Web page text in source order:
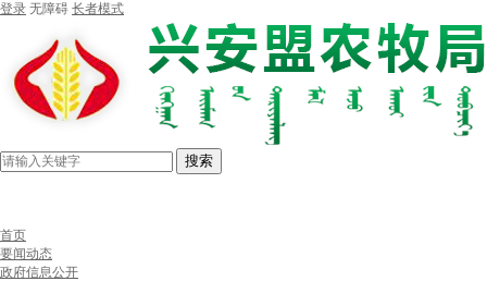
登录 无障碍 长者模式
搜索
首页
要闻动态
政府信息公开